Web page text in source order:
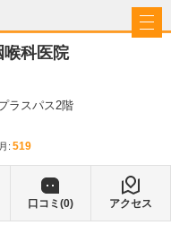
喉科医院
ラスパス2階
: 519
口コミ(0) アクセス